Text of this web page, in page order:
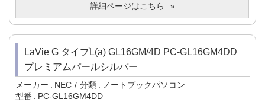
詳細ページはこちら
LaVie G タイプL(a) GL16GM/4D PC-GL16GM4DD
プレミアムパールシルバー
メーカー NEC 分類
ノートブックパソコン
型番
PC-GL16GM4DD